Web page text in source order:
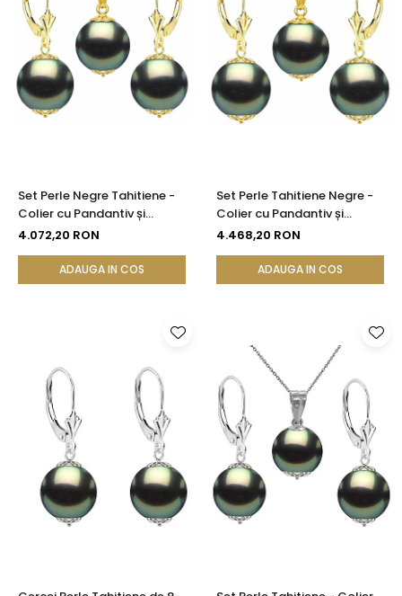
Set Perle Negre Tahitiene -
Colier cu Pandantiv și
Cercei, Aur Galben 14K, Perle
AAA | KASKADDA®
4.072,20 RON
ADAUGA IN COS
Set Perle Tahitiene Negre -
Colier cu Pandantiv și
Cercei, Aur Galben 14K, Perle
AAA | KASKADDA®
4.468,20 RON
ADAUGA IN COS